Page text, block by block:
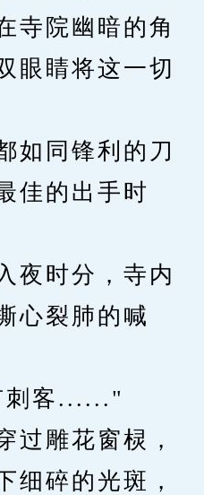
寺院幽暗的角
眼睛将这一切
同锋利的刀
佳的出手时
时分，寺内
心裂肺的喊
客......"
雕花窗棂，
细碎的光斑，